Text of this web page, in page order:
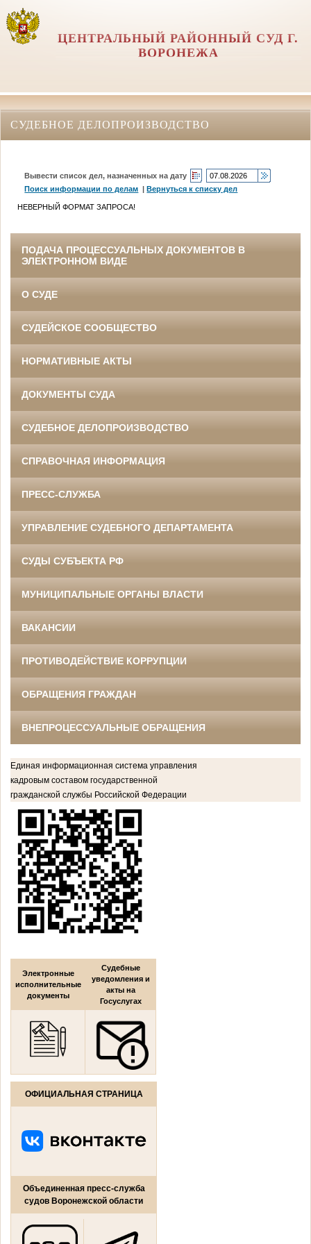
ЦЕНТРАЛЬНЫЙ РАЙОННЫЙ СУД Г.
ВОРОНЕЖА
СУДЕБНОЕ ДЕЛОПРОИЗВОДСТВО
Вывести список дел, назначенных на дату
Поиск информации по делам |Вернуться к списку дел
НЕВЕРНЫЙ ФОРМАТ ЗАПРОСА!
ПОДАЧА ПРОЦЕССУАЛЬНЫХ ДОКУМЕНТОВ В
ЭЛЕКТРОННОМ ВИДЕ
О СУДЕ
СУДЕЙСКОЕ СООБЩЕСТВО
НОРМАТИВНЫЕ АКТЫ
ДОКУМЕНТЫ СУДА
СУДЕБНОЕ ДЕЛОПРОИЗВОДСТВО
СПРАВОЧНАЯ ИНФОРМАЦИЯ
ПРЕСС-СЛУЖБА
УПРАВЛЕНИЕ СУДЕБНОГО ДЕПАРТАМЕНТА
СУДЫ СУБЪЕКТА РФ
МУНИЦИПАЛЬНЫЕ ОРГАНЫ ВЛАСТИ
ВАКАНСИИ
ПРОТИВОДЕЙСТВИЕ КОРРУПЦИИ
ОБРАЩЕНИЯ ГРАЖДАН
ВНЕПРОЦЕССУАЛЬНЫЕ ОБРАЩЕНИЯ
Единая информационная система управления
кадровым составом государственной
гражданской службы Российской Федерации
Электронные
исполнительные
документы
Судебные
уведомления и
акты на
Госуслугах
ОФИЦИАЛЬНАЯ СТРАНИЦА
Объединенная пресс-служба
судов Воронежской области